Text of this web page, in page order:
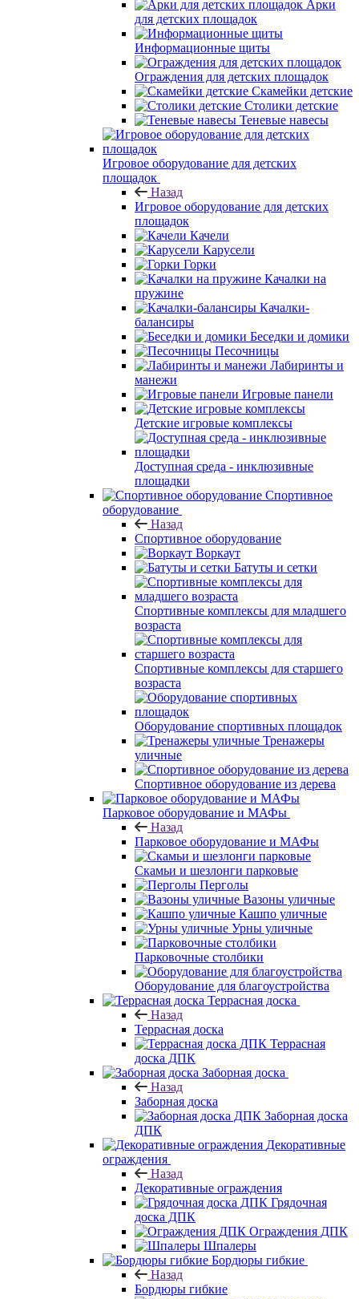
Арки
для детских площадок
Информационные щиты
Ограждения для детских площадок
Скамейки детские
Столики детские
Теневые навесы
Игровое оборудование для детских
площадок
Назад
Игровое оборудование для детских
площадок
Качели
Карусели
Горки
Качалки на
пружине
Качалки-
балансиры
Беседки и домики
Песочницы
Лабиринты и
манежи
Игровые панели
Детские игровые комплексы
Доступная среда - инклюзивные
площадки
Спортивное
оборудование
Назад
Спортивное оборудование
Воркаут
Батуты и сетки
Спортивные комплексы для младшего
возраста
Спортивные комплексы для старшего
возраста
Оборудование спортивных площадок
Тренажеры
уличные
Спортивное оборудование из дерева
Парковое оборудование и МАФы
Назад
Парковое оборудование и МАФы
Скамьи и шезлонги парковые
Перголы
Вазоны уличные
Кашпо уличные
Урны уличные
Парковочные столбики
Оборудование для благоустройства
Террасная доска
Назад
Террасная доска
Террасная
доска ДПК
Заборная доска
Назад
Заборная доска
Заборная доска
ДПК
Декоративные
ограждения
Назад
Декоративные ограждения
Грядочная
доска ДПК
Ограждения ДПК
Шпалеры
Бордюры гибкие
Назад
Бордюры гибкие